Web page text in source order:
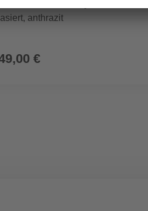
anthrazit
€